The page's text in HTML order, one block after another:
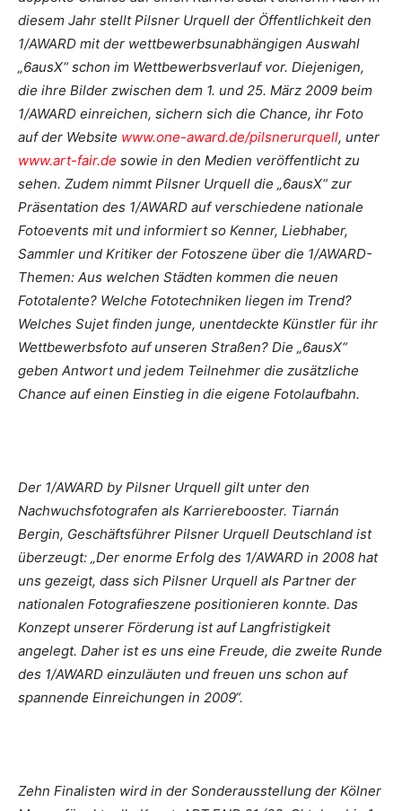
diesem Jahr stellt Pilsner Urquell der Öffentlichkeit den
1/AWARD mit der wettbewerbsunabhängigen Auswahl
„6ausX“ schon im Wettbewerbsverlauf vor. Diejenigen,
die ihre Bilder zwischen dem 1. und 25. März 2009 beim
1/AWARD einreichen, sichern sich die Chance, ihr Foto
auf der Website www.one-award.de/pilsnerurquell, unter
www.art-fair.de sowie in den Medien veröffentlicht zu
sehen. Zudem nimmt Pilsner Urquell die „6ausX“ zur
Präsentation des 1/AWARD auf verschiedene nationale
Fotoevents mit und informiert so Kenner, Liebhaber,
Sammler und Kritiker der Fotoszene über die 1/AWARD-
Themen: Aus welchen Städten kommen die neuen
Fototalente? Welche Fototechniken liegen im Trend?
Welches Sujet finden junge, unentdeckte Künstler für ihr
Wettbewerbsfoto auf unseren Straßen? Die „6ausX“
geben Antwort und jedem Teilnehmer die zusätzliche
Chance auf einen Einstieg in die eigene Fotolaufbahn.
Der 1/AWARD by Pilsner Urquell gilt unter den
Nachwuchsfotografen als Karrierebooster. Tiarnán
Bergin, Geschäftsführer Pilsner Urquell Deutschland ist
überzeugt: „Der enorme Erfolg des 1/AWARD in 2008 hat
uns gezeigt, dass sich Pilsner Urquell als Partner der
nationalen Fotografieszene positionieren konnte. Das
Konzept unserer Förderung ist auf Langfristigkeit
angelegt. Daher ist es uns eine Freude, die zweite Runde
des 1/AWARD einzuläuten und freuen uns schon auf
spannende Einreichungen in 2009“.
Zehn Finalisten wird in der Sonderausstellung der Kölner